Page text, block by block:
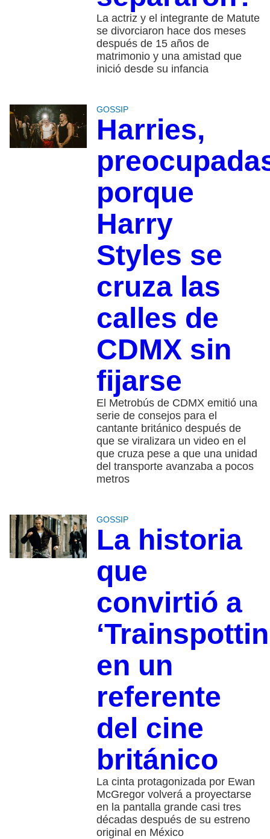
La actriz y el integrante de Matute
se divorciaron hace dos meses
después de 15 años de
matrimonio y una amistad que
inició desde su infancia
GOSSIP
Harries,
porque
Harry
Styles se
cruza las
calles de
CDMX sin
fijarse
El Metrobús de CDMX emitió una
serie de consejos para el
cantante británico después de
que se viralizara un video en el
que cruza pese a que una unidad
del transporte avanzaba a pocos
metros
GOSSIP
La historia
que
convirtió a
en un
referente
del cine
británico
La cinta protagonizada por Ewan
McGregor volverá a proyectarse
en la pantalla grande casi tres
décadas después de su estreno
original en México